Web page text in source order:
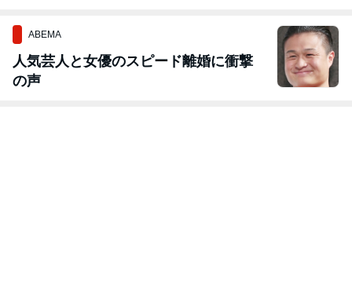
ABEMA
人気芸人と女優のスピード離婚に衝撃
の声